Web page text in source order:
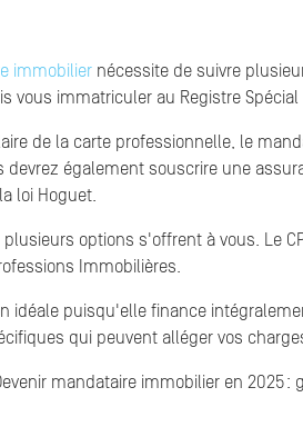
immobilier nécessite de suivre
vous immatriculer au Registre
de la carte professionnelle, le
devrez également souscrire une
loi Hoguet.
options s'offrent à vous. Le
Immobilières.
idéale puisqu'elle finance
qui peuvent alléger vos
mandataire immobilier en 2025